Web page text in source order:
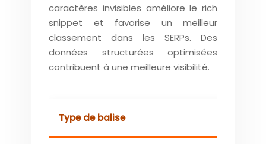
caractères invisibles améliore le rich
snippet et favorise un meilleur
classement dans les SERPs. Des
données structurées optimisées
contribuent à une meilleure visibilité.
Type de balise